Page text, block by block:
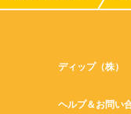
ディップ（株）
ヘルプ＆お問い